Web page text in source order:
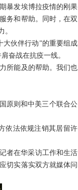
暴发埃博拉疫情的刚果
务和帮助。同时，在双
。
大伙伴行动”的重要组成
奋战在抗疫一线。
所能及的帮助。我们也
原则和中美三个联合公
依法依规注销其居留许
者在华采访工作和生活
切实落实双方就媒体问